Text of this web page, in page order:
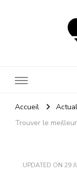
Accueil
Trouver le
UPDATED ON 29